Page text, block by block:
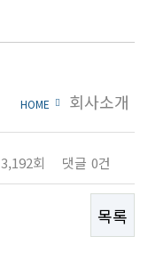
HOME 회사소개
3,192회 댓글 0건
목록